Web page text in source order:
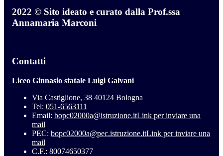
2022 © Sito ideato e curato dalla Prof.ssa
Annamaria Marconi
Contatti
Liceo Ginnasio statale Luigi Galvani
Via Castiglione, 38 40124 Bologna
Tel: 051-6563111
Email: bopc02000a@istruzione.itLink per inviare una
mail
PEC: bopc02000a@pec.istruzione.itLink per inviare una
mail
C.F.: 80074650377